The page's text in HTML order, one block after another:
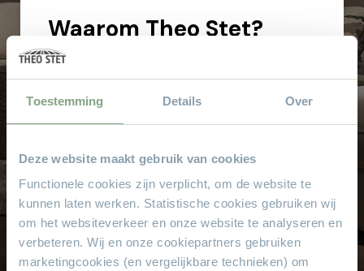
Toestemming Details Over
Deze website maakt gebruik van cookies
Functionele cookies zijn verplicht, om de website te
kunnen laten werken. Statistische cookies gebruiken wij
om het websiteverkeer en onze website te analyseren en
verbeteren. Wij en onze cookiepartners gebruiken
marketingcookies (en vergelijkbare technieken) om
Waarom Theo Stet?
Het vertrouwde adres voor al uw meubelen! Geen
aanbetaling & wij bezorgen aan huis!
Hoge service en kwaliteit
Altijd scherpe aanbiedingen
Gratis parkeren
Grote keus voor iedere doelgroep
Sinds 1968
8.000 m² met alle soorten stylen meubelen